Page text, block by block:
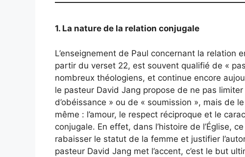
1. La nature de la relation conjugale
L’enseignement de Paul concernant la relation
partir du verset 22, est souvent qualifié de «
nombreux théologiens, et continue encore
le pasteur David Jang propose de ne pas
d’obéissance » ou de « soumission », mais de
même : l’amour, le respect réciproque et le
conjugale. En effet, dans l’histoire de l’Église,
rabaisser le statut de la femme et justifier
pasteur David Jang met l’accent, c’est le but